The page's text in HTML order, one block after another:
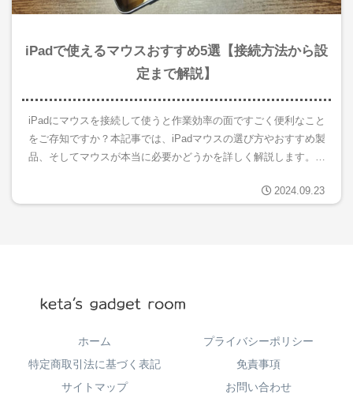
iPadで使えるマウスおすすめ5選【接続方法から設
定まで解説】
iPadにマウスを接続して使うと作業効率の面ですごく便利なこと
をご存知ですか？本記事では、iPadマウスの選び方やおすすめ製
品、そしてマウスが本当に必要かどうかを詳しく解説します。さ
2024.09.23
ホーム
プライバシーポリシー
特定商取引法に基づく表記
免責事項
サイトマップ
お問い合わせ